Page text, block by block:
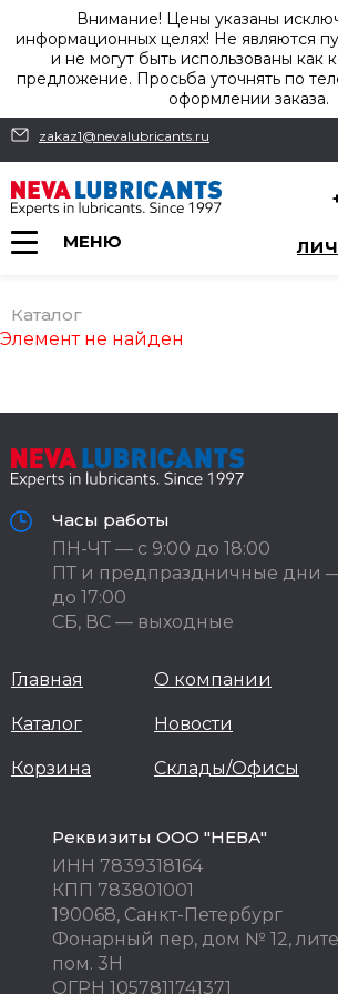
Внимание! Цены указаны
информационных целях! Не являются
и не могут быть использованы как
предложение. Просьба уточнять по
оформлении заказа.
zakaz1@nevalubricants.ru
МЕНЮ
Каталог
Элемент не найден
Часы работы
ПН-ЧТ — с 9:00 до 18:00
ПТ и предпраздничные дни
до 17:00
СБ, ВС — выходные
Главная
Каталог
Корзина
О компании
Новости
Склады/Офисы
Реквизиты ООО "НЕВА"
ИНН 7839318164
КПП 783801001
190068, Санкт-Петербург
Фонарный пер, дом № 12,
пом. 3Н
ОГРН 1057811741371